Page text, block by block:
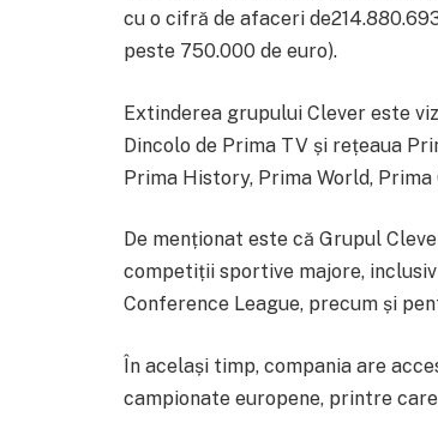
cu o cifră de afaceri
peste 750.000 de euro).
Extinderea grupului Clever este
Dincolo de Prima TV și rețeaua
Prima History, Prima World,
De menționat este că Grupul
competiții sportive majore, inclusiv
Conference League, precum și
În același timp, compania are
campionate europene, printre care